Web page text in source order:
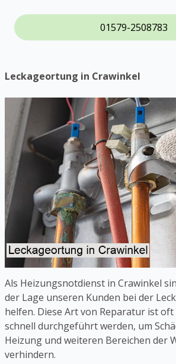
01579-2508783
Leckageortung in Crawinkel
Als Heizungsnotdienst in Crawinkel
der Lage unseren Kunden bei der
helfen. Diese Art von Reparatur ist
schnell durchgeführt werden, um
Heizung und weiteren Bereichen der
verhindern.